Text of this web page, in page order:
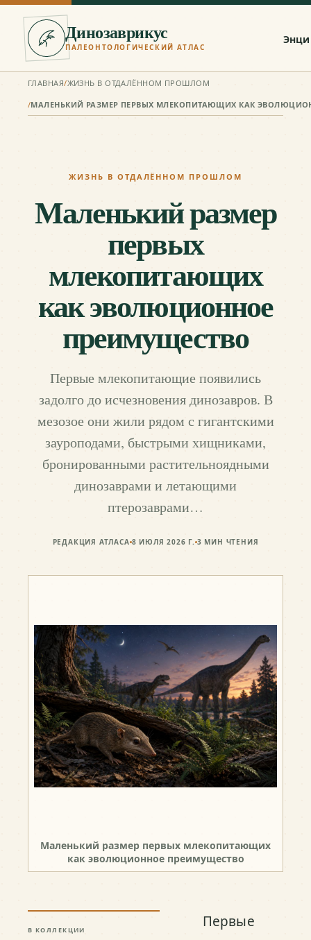
Динозаврикус
ПАЛЕОНТОЛОГИЧЕСКИЙ АТЛАС
ГЛАВНАЯ/ЖИЗНЬ В ОТДАЛЁННОМ ПРОШЛОМ
/
ЖИЗНЬ В ОТДАЛЁННОМ ПРОШЛОМ
Маленький размер
первых
млекопитающих
как эволюционное
преимущество
Первые млекопитающие появились
задолго до исчезновения динозавров. В
мезозое они жили рядом с гигантскими
зауроподами, быстрыми хищниками,
бронированными растительноядными
динозаврами и летающими
птерозаврами…
РЕДАКЦИЯ АТЛАСА 8 ИЮЛЯ 2026 Г. 3 МИН ЧТЕНИЯ
Маленький размер первых млекопитающих
как эволюционное преимущество
В КОЛЛЕКЦИИ
Первые